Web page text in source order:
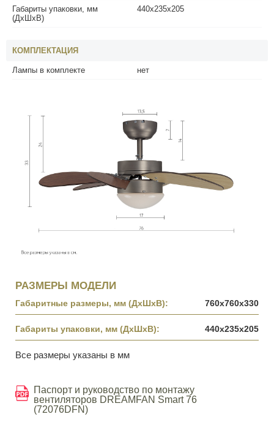
Габариты упаковки, мм
(ДхШхВ)
440х235х205
КОМПЛЕКТАЦИЯ
Лампы в комплекте нет
РАЗМЕРЫ МОДЕЛИ
Габаритные размеры, мм (ДхШхВ): 760x760x330
Габариты упаковки, мм (ДхШхВ): 440х235х205
Все размеры указаны в мм
Паспорт и руководство по монтажу
вентиляторов DREAMFAN Smart 76
(72076DFN)